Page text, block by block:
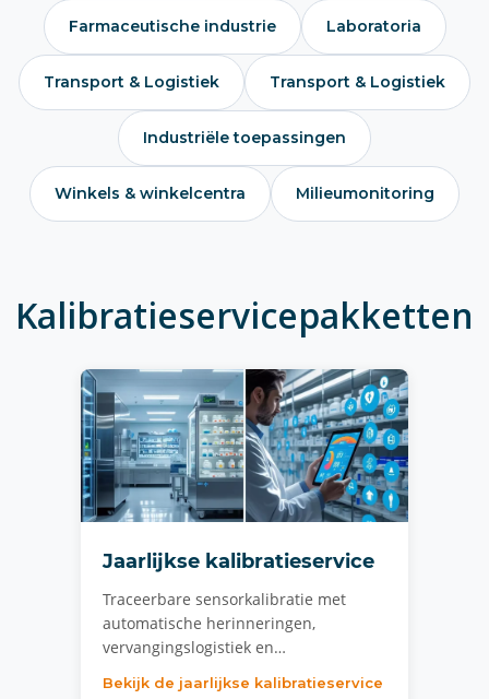
Farmaceutische industrie Laboratoria
Transport & Logistiek Transport & Logistiek
Industriële toepassingen
Winkels & winkelcentra Milieumonitoring
Kalibratieservicepakketten
Jaarlijkse kalibratieservice
Traceerbare sensorkalibratie met
automatische herinneringen,
vervangingslogistiek en…
Bekijk de jaarlijkse kalibratieservice